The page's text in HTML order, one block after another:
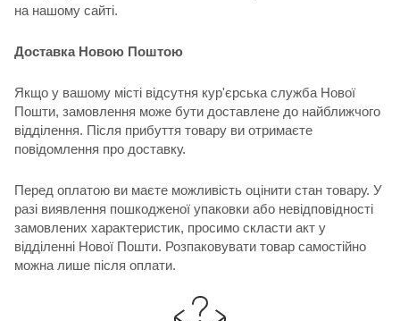
на нашому сайті.
Доставка Новою Поштою
Якщо у вашому місті відсутня кур'єрська служба Нової
Пошти, замовлення може бути доставлене до найближчого
відділення. Після прибуття товару ви отримаєте
повідомлення про доставку.
Перед оплатою ви маєте можливість оцінити стан товару. У
разі виявлення пошкодженої упаковки або невідповідності
замовлених характеристик, просимо скласти акт у
відділенні Нової Пошти. Розпаковувати товар самостійно
можна лише після оплати.